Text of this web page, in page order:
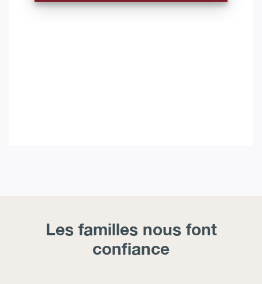
Les familles nous font
confiance